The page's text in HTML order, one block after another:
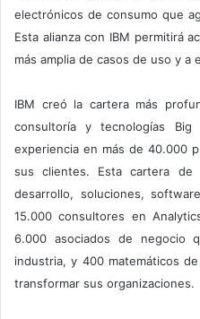
electrónicos de consumo que
Esta alianza con IBM permitirá
más amplia de casos de uso y a
IBM creó la cartera más
consultoría y tecnologías
experiencia en más de 40.000
sus clientes. Esta cartera de
desarrollo, soluciones,
15.000 consultores en
6.000 asociados de negocio
industria, y 400 matemáticos
transformar sus organizaciones.